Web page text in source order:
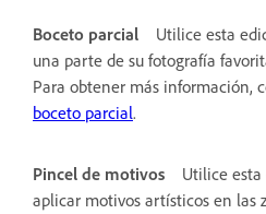
Boceto parcial
Utilice esta
una parte de su fotografía
Para obtener más información,
boceto parcial.
Pincel de motivos
Utilice
aplicar motivos artísticos en las